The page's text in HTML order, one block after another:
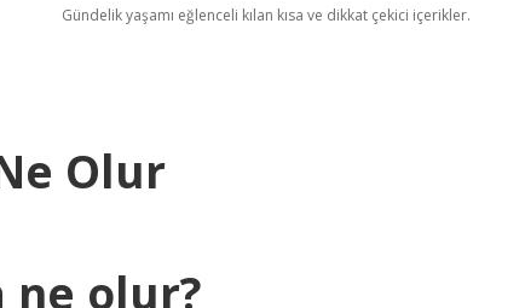
Gündelik yaşamı eğlenceli kılan kısa ve dikkat çekici içerikler.
Olur
ne olur?